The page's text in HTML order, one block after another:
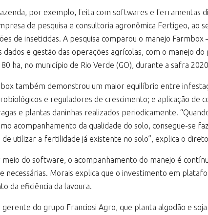
por exemplo, feita com softwares e ferramentas
de pesquisa e consultoria agronômica Fertigeo, ao
de inseticidas. A pesquisa comparou o manejo
e gestão das operações agrícolas, com o manejo
ha, no município de Rio Verde (GO), durante a safra
também demonstrou um maior equilíbrio entre
e reguladores de crescimento; e aplicação de
e plantas daninhas realizados periodicamente.
acompanhamento da qualidade do solo, consegue-se
de utilizar a fertilidade já existente no solo”, explica o
do software, o acompanhamento do manejo é
necessárias. Morais explica que o investimento em
da eficiência da lavoura.
do grupo Franciosi Agro, que planta algodão e